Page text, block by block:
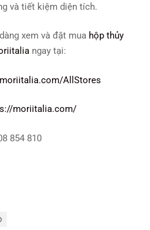
và tiết kiệm diện tích.
xem và đặt mua hộp thủy
ngay tại:
AllStores
moriitalia.com/
854 810